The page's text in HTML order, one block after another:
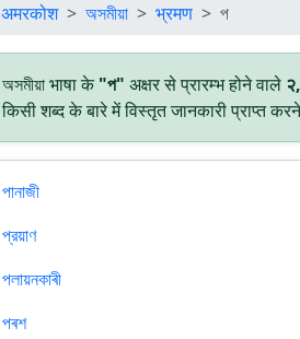
अमरकोश অসমীয়া भ्रमण প
অসমীয়া भाषा के "প" अक्षर से प्रारम्भ होने वाले
किसी शब्द के बारे में विस्तृत जानकारी प्राप्त
পানাজী
প্রয়াণ
পলায়নকাৰী
পৰশ